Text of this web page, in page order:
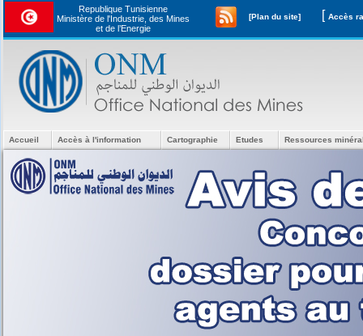
Republique Tunisienne
Ministère de l'Industrie, des Mines
et de l’Energie
[Plan du site] [
Accueil Accès à l'information Cartographie Etudes Ressources